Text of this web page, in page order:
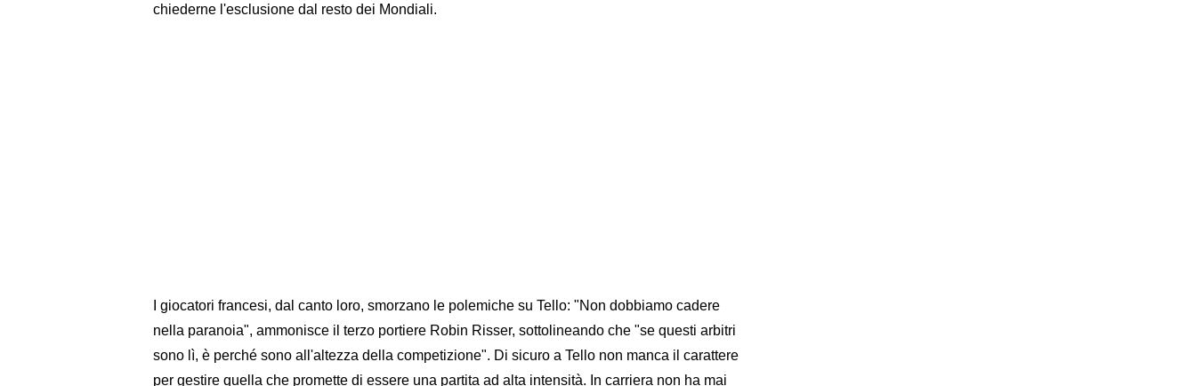
chiederne l'esclusione dal resto dei Mondiali.
I giocatori francesi, dal canto loro, smorzano le polemiche su Tello: "Non dobbiamo cadere
nella paranoia", ammonisce il terzo portiere Robin Risser, sottolineando che "se questi arbitri
sono lì, è perché sono all'altezza della competizione". Di sicuro a Tello non manca il carattere
per gestire quella che promette di essere una partita ad alta intensità. In carriera non ha mai